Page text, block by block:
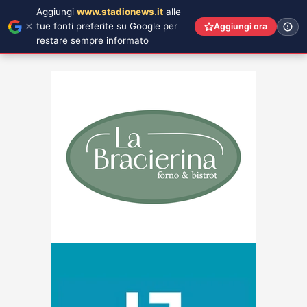
Aggiungi www.stadionews.it alle
tue fonti preferite su Google per
restare sempre informato
Aggiungi ora